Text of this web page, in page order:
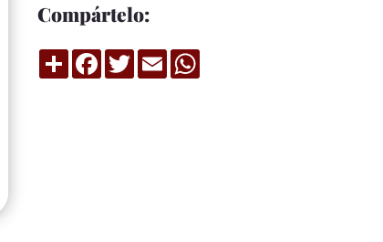
Compártelo:
CompartirFacebook
TwitterEmailWhatsApp